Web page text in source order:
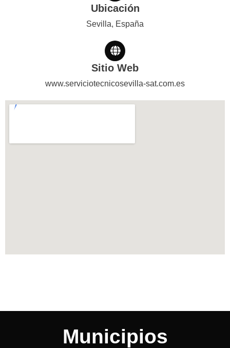
Ubicación
Sevilla, España
Sitio Web
www.serviciotecnicosevilla-sat.com.es
Municipios